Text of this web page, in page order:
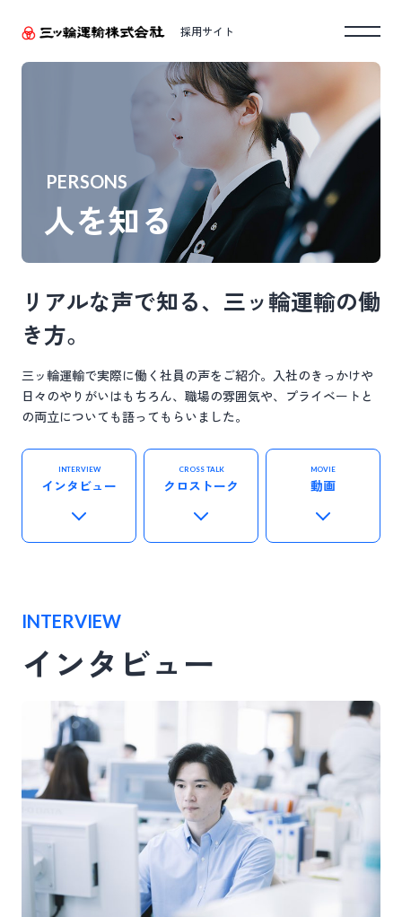
採用サイト
PERSONS
人を知る
リアルな声で知る、三ッ輪運輸の働
き方。
三ッ輪運輸で実際に働く社員の声をご紹介。入社のきっかけや
日々のやりがいはもち ろん、職場の雰囲気や、プライベートと
の両立についても語ってもらいました。
INTERVIEW
インタビュー
CROSS TALK
クロストーク
MOVIE
動画
INTERVIEW
インタビュー